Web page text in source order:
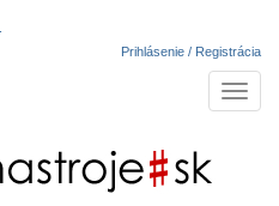
Prihlásenie / Registrácia